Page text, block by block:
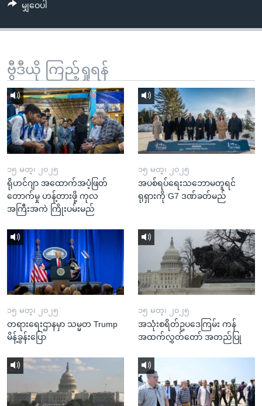
ရန်
ရန်
မျှဝေပါ
ဗွီဒီယို ကြည့်ရှုရန်
၁၅ မတ္၊ ၂၀၂၅
ရိုဟင်ဂျာ အထောက်အပံ့ဖြတ်
တောက်မှု ဟန့်တားဖို့ ကုလ
အကြီးအကဲ ကြိုးပမ်းမည်
၁၅ မတ္၊ ၂၀၂၅
အပစ်ရပ်ရေးသဘောမတူရင်
ရုရှားကို G7 ဒဏ်ခတ်မည်
၁၅ မတ္၊ ၂၀၂၅
တရားရေးဌာနမှာ သမ္မတ Trump
မိန့်ခွန်းပြော
၁၅ မတ္၊ ၂၀၂၅
အသုံးစရိတ်ဥပဒေကြမ်း ကန်
အထက်လွှတ်တော် အတည်ပြု